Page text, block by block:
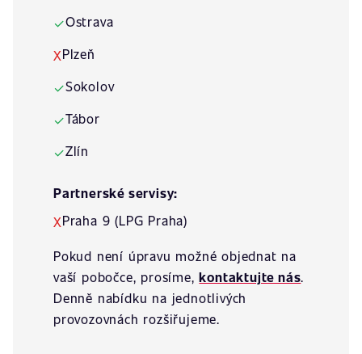
✓Ostrava
XPlzeň
✓Sokolov
✓Tábor
✓Zlín
Partnerské servisy:
XPraha 9 (LPG Praha)
Pokud není úpravu možné objednat na
vaší pobočce, prosíme,kontaktujte nás.
Denně nabídku na jednotlivých
provozovnách rozšiřujeme.